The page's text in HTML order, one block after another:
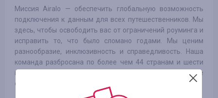
Миссия Airalo — обеспечить глобальную возможность
подключения к данным для всех путешественников. Мы
здесь, чтобы освободить вас от ограничений роуминга и
исправить то, что было сломано годами. Мы ценим
разнообразие, инклюзивность и справедливость. Наша
команда разбросана по более чем 44 странам и шести
континентам, и что объединяет нас всех, так это наше
стремление изменить способ вашего общения.